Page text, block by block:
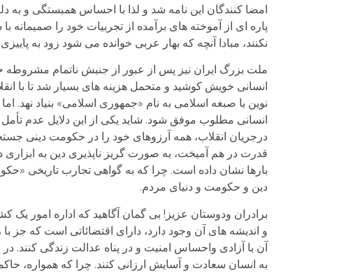
امضا کنندگان این نامه شد و لذا با احساس همبستگی و به
پاره ای از آموخته های برآمده از تجربیات خود را صمیمانه
نکنند، مبادا آنچه که بهار عربی خوانده می شود زود به
نوین با صبغه اسلامی به نام «جمهوری اسلامی» بنیاد نهد.
انسانی مطلوب موفق شود. شاید یکی از این دلایل عدم
درجریان انقلاب، همه آرزوهای خود را در حکومت دینی
قدرت در هم آمیخت، به صورت گریز ناپذیری دین به
بارها نشان داده است. چرا که به گواهی تجارب تاریخی
دین و حکومت و دنیای مردم.
برادران ودوستان عزیز! بی گمان آگاهید که اداره امور
و اندیشه های آن وجود دارد، دارای اقتضائاتی است که جز
آن با آزادی واحساس امنیت و در پناه عدالت زندگی کنند. در
به انسان سعادت و آسایش ارزانی کنند. چرا که همواره،